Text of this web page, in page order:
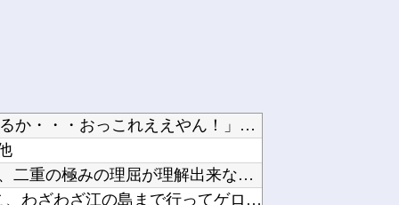
ワイ「iPhone高いなあAndroidに変えるか・・・おっこれええやん！」→iPhone...
『るろうに剣心』読んでるんやけど、二重の極みの理屈が理解出来ない他
アニメ「ヤニねこ」第6話、アルねこ、わざわざ江の島まで行ってゲロを吐くｗｗｗｗ【感想】他